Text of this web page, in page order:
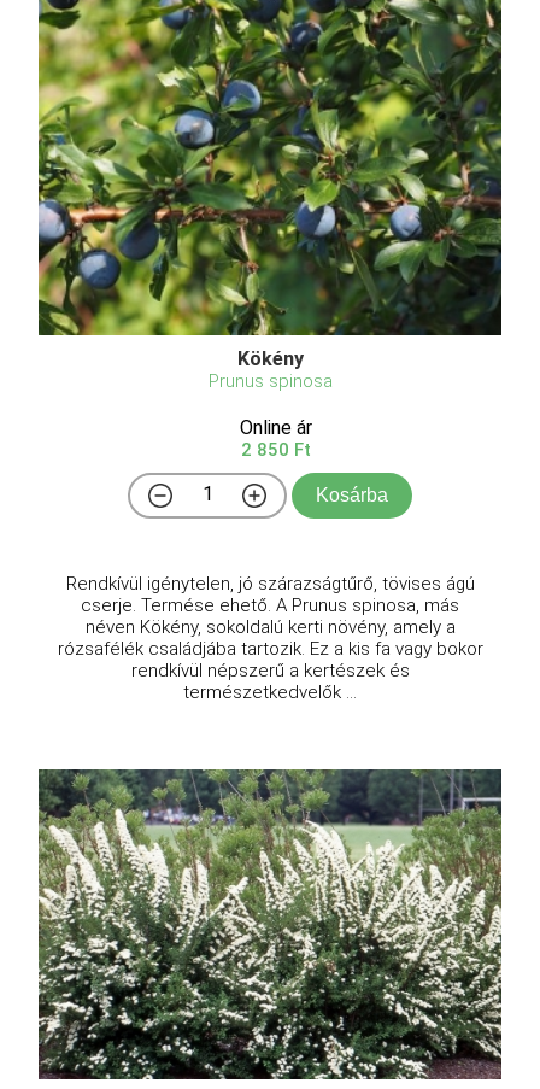
Kökény
Prunus spinosa
Online ár
2 850 Ft
Kosárba
Rendkívül igénytelen, jó szárazságtűrő, tövises ágú
cserje. Termése ehető. A Prunus spinosa, más
néven Kökény, sokoldalú kerti növény, amely a
rózsafélék családjába tartozik. Ez a kis fa vagy bokor
rendkívül népszerű a kertészek és
természetkedvelők ...